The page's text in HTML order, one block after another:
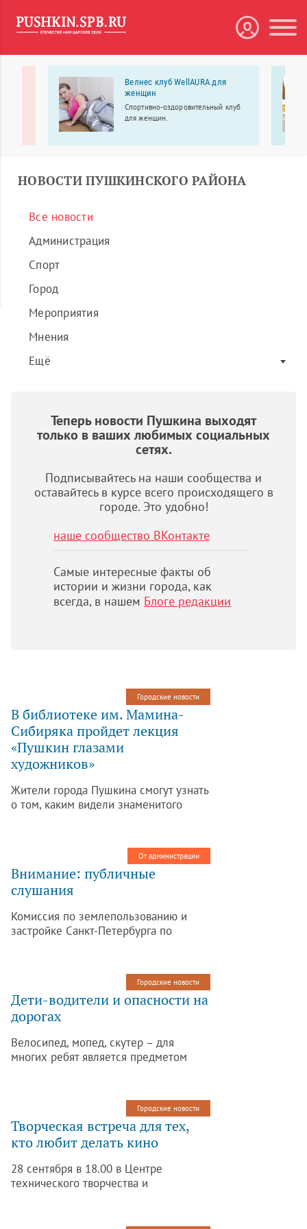
Велнес клуб WellAURA для
женщин
Спортивно-оздоровительный клуб
для женщин.
НОВОСТИ ПУШКИНСКОГО РАЙОНА
Все новости
Администрация
Спорт
Город
Мероприятия
Мнения
Ещё
Теперь новости Пушкина выходят
только в ваших любимых социальных
сетях.
Подписывайтесь на наши сообщества и
оставайтесь в курсе всего происходящего в
городе. Это удобно!
наше сообщество ВКонтакте
Самые интересные факты об
истории и жизни города, как
всегда, в нашем Блоге редакции
Городские новости
В библиотеке им. Мамина-
Сибиряка пройдет лекция
«Пушкин глазами
художников»
Жители города Пушкина смогут узнать
о том, каким видели знаменитого
сентября в 17:30 в Центральной
районной библиотеке им. Мамина-
Сибиряка.
От администрации
Внимание: публичные
слушания
Комиссия по землепользованию и
застройке Санкт-Петербурга по
слушаний по вопросу предоставления
разрешения на условно разрешенный
вид использования земельного
участка (и/или объекта капитального
адресу: Санкт-Петербург, шоссе
Подбельского, д. 7.
Городские новости
Дети-водители и опасности на
дорогах
Велосипед, мопед, скутер – для
многих ребят является предметом
следует задуматься, где же его
ребенок будет управлять своим
транспортным средством?
Городские новости
Творческая встреча для тех,
кто любит делать кино
28 сентября в 18.00 в Центре
технического творчества и